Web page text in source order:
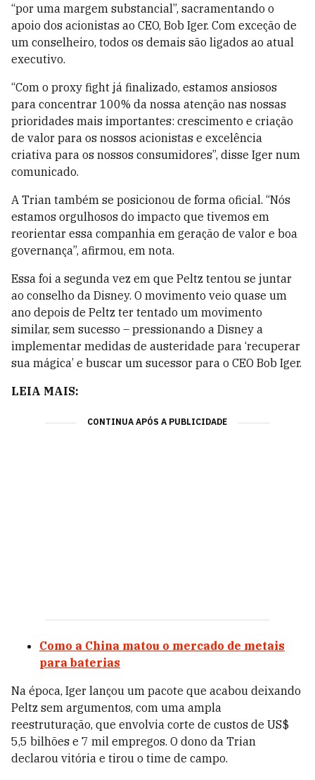
“por uma margem substancial”, sacramentando o
apoio dos acionistas ao CEO, Bob Iger. Com exceção de
um conselheiro, todos os demais são ligados ao atual
executivo.
“Com o proxy fight já finalizado, estamos ansiosos
para concentrar 100% da nossa atenção nas nossas
prioridades mais importantes: crescimento e criação
de valor para os nossos acionistas e excelência
criativa para os nossos consumidores”, disse Iger num
comunicado.
A Trian também se posicionou de forma oficial. “Nós
estamos orgulhosos do impacto que tivemos em
reorientar essa companhia em geração de valor e boa
governança”, afirmou, em nota.
Essa foi a segunda vez em que Peltz tentou se juntar
ao conselho da Disney. O movimento veio quase um
ano depois de Peltz ter tentado um movimento
similar, sem sucesso – pressionando a Disney a
implementar medidas de austeridade para ‘recuperar
sua mágica’ e buscar um sucessor para o CEO Bob Iger.
LEIA MAIS:
CONTINUA APÓS A PUBLICIDADE
Como a China matou o mercado de metais
para baterias
Na época, Iger lançou um pacote que acabou deixando
Peltz sem argumentos, com uma ampla
reestruturação, que envolvia corte de custos de US$
5,5 bilhões e 7 mil empregos. O dono da Trian
declarou vitória e tirou o time de campo.